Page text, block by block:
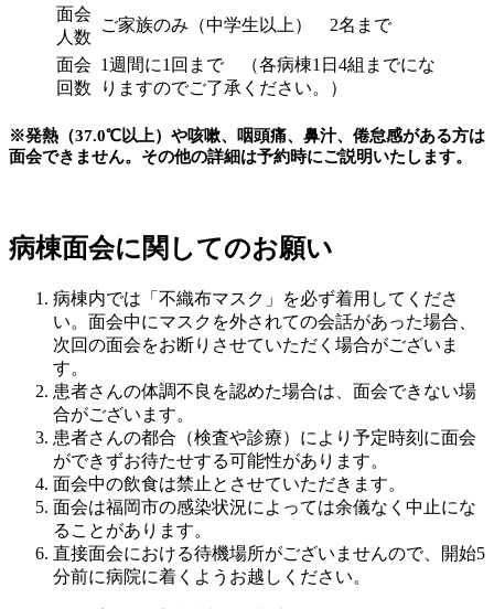
面会
人数
ご家族のみ（中学生以上） 2名まで
面会
回数
1週間に1回まで （各病棟1日4組までにな
りますのでご了承ください。）
※発熱（37.0℃以上）や咳嗽、咽頭痛、鼻汁、倦怠感がある方は
面会できません。その他の詳細は予約時にご説明いたします。
病棟面会に関してのお願い
病棟内では「不織布マスク」を必ず着用してくださ
い。面会中にマスクを外されての会話があった場合、
次回の面会をお断りさせていただく場合がございま
す。
患者さんの体調不良を認めた場合は、面会できない場
合がございます。
患者さんの都合（検査や診療）により予定時刻に面会
ができずお待たせする可能性があります。
面会中の飲食は禁止とさせていただきます。
面会は福岡市の感染状況によっては余儀なく中止にな
ることがあります。
直接面会における待機場所がございませんので、開始5
分前に病院に着くようお越しください。